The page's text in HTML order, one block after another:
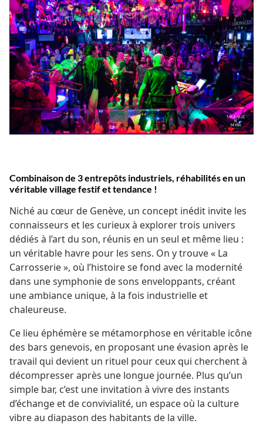
Combinaison de 3 entrepôts industriels, réhabilités en un
véritable village festif et tendance !
Niché au cœur de Genève, un concept inédit invite les
connaisseurs et les curieux à explorer trois univers
dédiés à l’art du son, réunis en un seul et même lieu :
un véritable havre pour les sens. On y trouve « La
Carrosserie », où l’histoire se fond avec la modernité
dans une symphonie de sons enveloppants, créant
une ambiance unique, à la fois industrielle et
chaleureuse.
Ce lieu éphémère se métamorphose en véritable icône
des bars genevois, en proposant une évasion après le
travail qui devient un rituel pour ceux qui cherchent à
décompresser après une longue journée. Plus qu’un
simple bar, c’est une invitation à vivre des instants
d’échange et de convivialité, un espace où la culture
vibre au diapason des habitants de la ville.